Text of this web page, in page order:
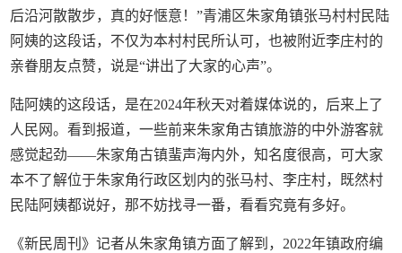
后沿河散散步，真的好惬意！”青浦区朱家角镇张马村村民陆
阿姨的这段话，不仅为本村村民所认可，也被附近李庄村的
亲眷朋友点赞，说是“讲出了大家的心声”。
陆阿姨的这段话，是在2024年秋天对着媒体说的，后来上了
人民网。看到报道，一些前来朱家角古镇旅游的中外游客就
感觉起劲——朱家角古镇蜚声海内外，知名度很高，可大家
本不了解位于朱家角行政区划内的张马村、李庄村，既然村
民陆阿姨都说好，那不妨找寻一番，看看究竟有多好。
《新民周刊》记者从朱家角镇方面了解到，2022年镇政府编